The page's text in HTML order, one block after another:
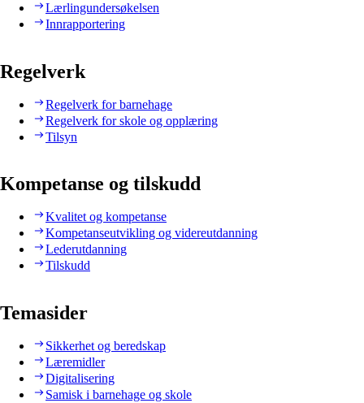
Lærlingundersøkelsen
Innrapportering
Regelverk
Regelverk for barnehage
Regelverk for skole og opplæring
Tilsyn
Kompetanse og tilskudd
Kvalitet og kompetanse
Kompetanseutvikling og videreutdanning
Lederutdanning
Tilskudd
Temasider
Sikkerhet og beredskap
Læremidler
Digitalisering
Samisk i barnehage og skole